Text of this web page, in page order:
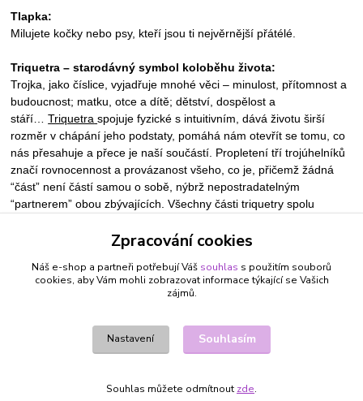
Tlapka:
Milujete kočky nebo psy, kteří jsou ti nejvěrnější přátélé.
Triquetra – starodávný symbol koloběhu života:
Trojka, jako číslice, vyjadřuje mnohé věci – minulost, přítomnost a
budoucnost; matku, otce a dítě; dětství, dospělost a
stáří…Triquetra spojuje fyzické s intuitivním, dává životu širší
rozměr v chápání jeho podstaty, pomáhá nám otevřít se tomu, co
nás přesahuje a přece je naší součástí. Propletení tří trojúhelníků
značí rovnocennost a provázanost všeho, co je, přičemž žádná
“část” není částí samou o sobě, nýbrž nepostradatelným
“partnerem” obou zbývajících. Všechny části triquetry spolu
proměňující Jednotu – Existenci, Bytí.
Zboží zařazeno v kategoriích
BERAN 21.3. - 20.4.
RAK 22.6. - 22.7.
Zpracování cookies
Náš e-shop a partneři potřebují Váš souhlas s použitím souborů
cookies, aby Vám mohli zobrazovat informace týkající se Vašich
zájmů.
Nastavení Souhlasím
Souhlas můžete odmítnout zde.